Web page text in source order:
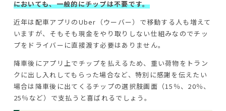
においても、一般的にチップは不要です。
近年は配車アプリのUber（ウーバー）で移動する人も増えて
いますが、そもそも現金をやり取りしない仕組みなのでチッ
プをドライバーに直接渡す必要はありません。
降車後にアプリ上でチップを払えるため、重い荷物をトラン
クに出し入れしてもらった場合など、特別に感謝を伝えたい
場合は降車後に出てくるチップの選択肢画面（15％、20％、
25％など）で支払うと喜ばれるでしょう。